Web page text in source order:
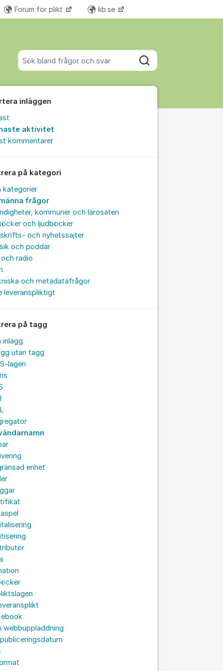
Sök bland alla inlägg
Sök
Forum för plikt kb.se Fler supportlänkar
inläggen
aktivitet
kommentarer
på kategori
kategorier
frågor
kommuner och lärosäten
och ljudböcker
och nyhetssajter
och poddar
radio
och metadatafrågor
leveranspliktigt
på tagg
inlägg
utan tagg
lagen
enhet
webbuppladdning